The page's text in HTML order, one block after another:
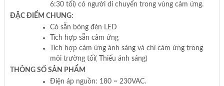
6:30 tối) có người di chuyển trong vùng cảm ứng.
ĐẶC ĐIỂM CHUNG:
Có sẵn bóng đèn LED
Tích hợp sẵn cảm ứng
Tích hợp cảm ứng ánh sáng và chỉ cảm ứng trong
môi trường tối( Thiếu ánh sáng)
THÔNG SỐ SẢN PHẨM
Điện áp nguồn: 180 ~ 230VAC.